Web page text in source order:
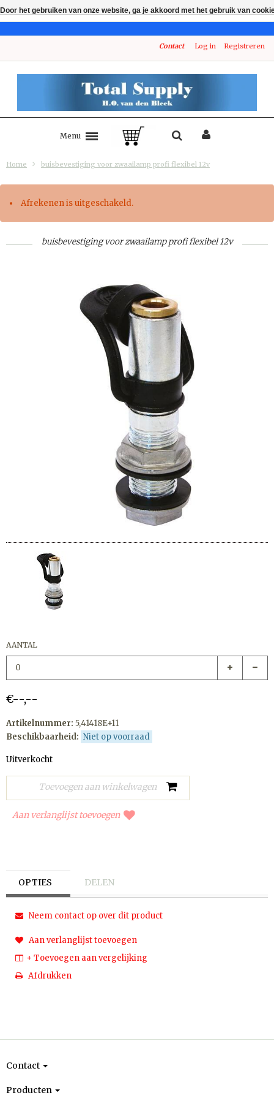
Contact Log in Registreren
Menu
Home buisbevestiging voor zwaailamp profi flexibel 12v
Afrekenen is uitgeschakeld.
buisbevestiging voor zwaailamp profi flexibel 12v
AANTAL
€--,--
Artikelnummer: 5,41418E+11
Beschikbaarheid: Niet op voorraad
Uitverkocht
Aan verlanglijst toevoegen
OPTIES DELEN
Neem contact op over dit product
Aan verlanglijst toevoegen
+ Toevoegen aan vergelijking
Afdrukken
Contact
Producten
Door het gebruiken van onze website, ga je akkoord met het gebruik van